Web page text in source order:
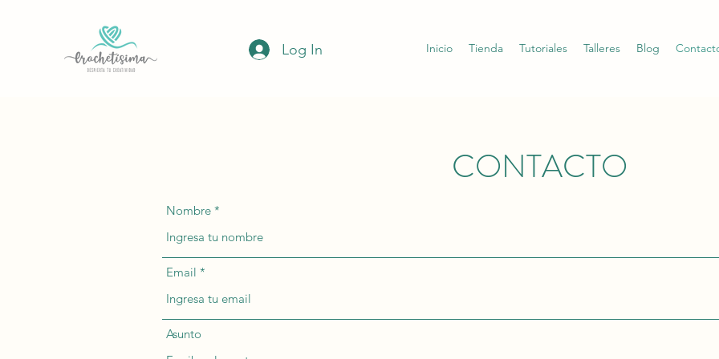
Log In Inicio Tienda Tutoriales Talleres Blog
CONTACTO
Nombre
Email
Asunto